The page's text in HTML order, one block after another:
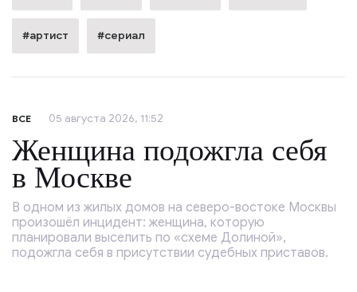
#артист #сериал
ВСЕ 05 августа 2026, 11:52
Женщина подожгла себя
в Москве
В одном из жилых домов на северо-востоке Москвы
произошёл инцидент: женщина, которую
планировали выселить по «схеме Долиной»,
подожгла себя в присутствии судебных приставов.